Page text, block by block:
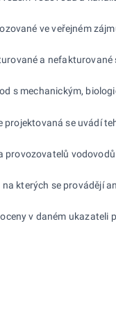
ve veřejném
a
s mechanickým,
projektovaná se uvádí
na kterých se provádějí
v daném ukazateli